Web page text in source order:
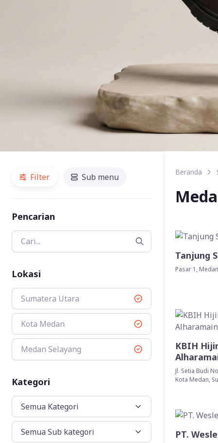
Filter Sub menu
Pencarian
Lokasi
Sumatera Utara
Kota Medan
Medan Selayang
Kategori
Beranda
Tanjung
Pasar 1,
KBIH
Jl. Setia Budi
Kota Medan,
PT.